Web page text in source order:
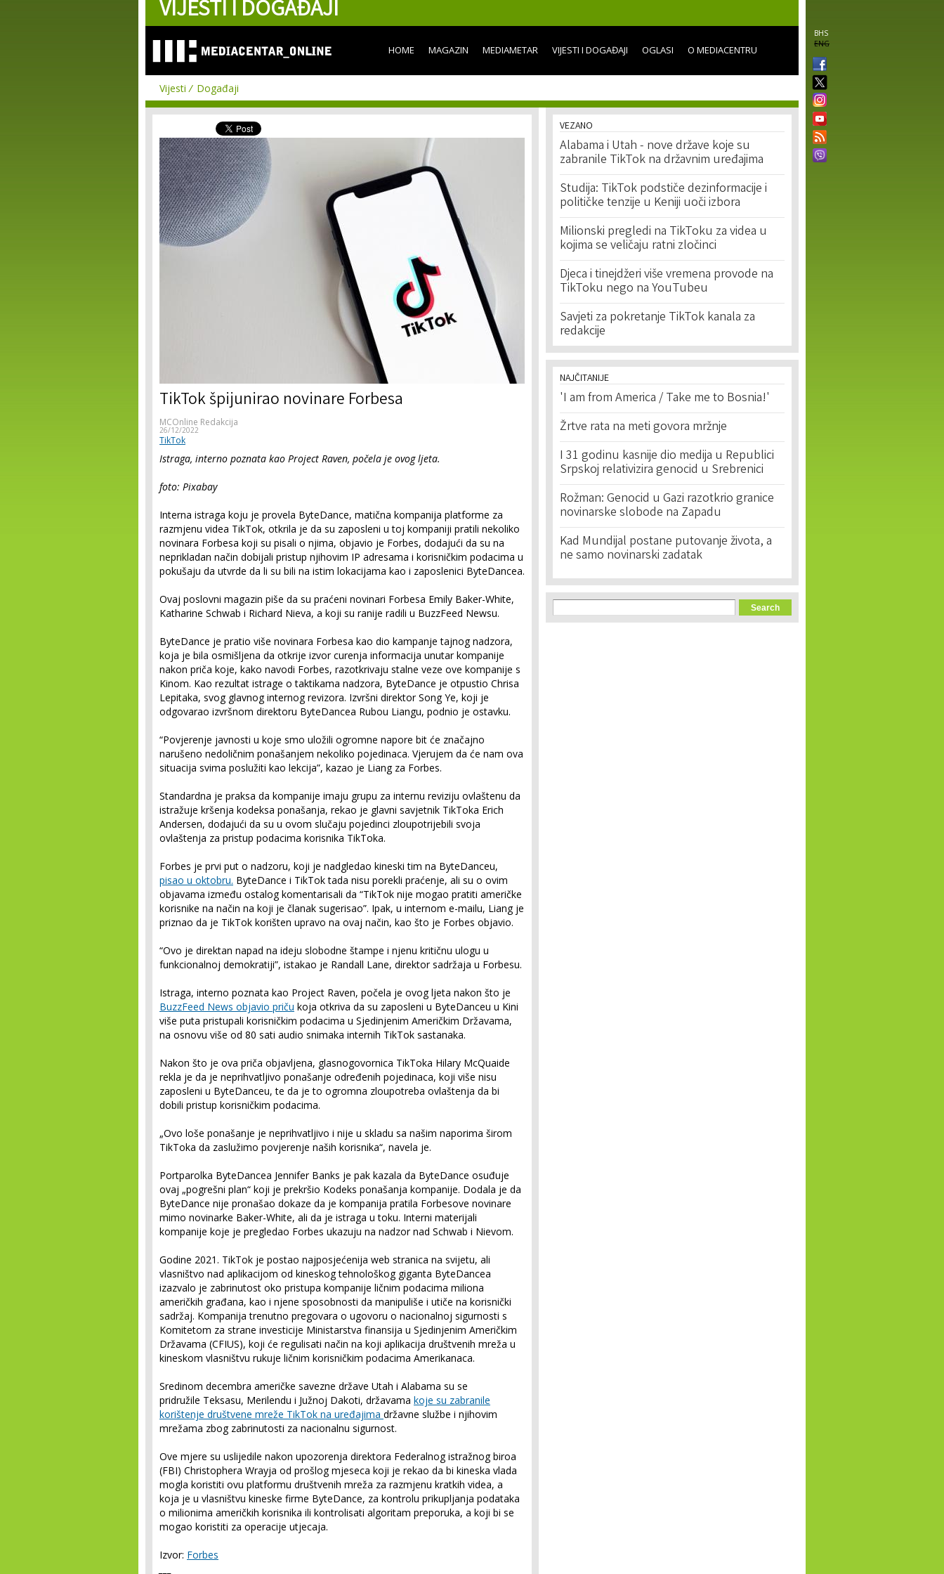
content
VIJESTI I DOGAĐAJI
BHS
ENG
HOME MAGAZIN MEDIAMETAR VIJESTI I DOGAĐAJI OGLASI O MEDIACENTRU
Vijesti Događaji
TikTok špijunirao novinare Forbesa
MCOnline Redakcija
26/12/2022
TikTok
Istraga, interno poznata kao Project Raven, počela je ovog ljeta.
foto: Pixabay
Interna istraga koju je provela ByteDance, matična kompanija platforme za
razmjenu videa TikTok, otkrila je da su zaposleni u toj kompaniji pratili nekoliko
novinara Forbesa koji su pisali o njima, objavio je Forbes, dodajući da su na
neprikladan način dobijali pristup njihovim IP adresama i korisničkim podacima u
pokušaju da utvrde da li su bili na istim lokacijama kao i zaposlenici ByteDancea.
Ovaj poslovni magazin piše da su praćeni novinari Forbesa Emily Baker-White,
Katharine Schwab i Richard Nieva, a koji su ranije radili u BuzzFeed Newsu.
ByteDance je pratio više novinara Forbesa kao dio kampanje tajnog nadzora,
koja je bila osmišljena da otkrije izvor curenja informacija unutar kompanije
nakon priča koje, kako navodi Forbes, razotkrivaju stalne veze ove kompanije s
Kinom. Kao rezultat istrage o taktikama nadzora, ByteDance je otpustio Chrisa
Lepitaka, svog glavnog internog revizora. Izvršni direktor Song Ye, koji je
odgovarao izvršnom direktoru ByteDancea Rubou Liangu, podnio je ostavku.
“Povjerenje javnosti u koje smo uložili ogromne napore bit će značajno
narušeno nedoličnim ponašanjem nekoliko pojedinaca. Vjerujem da će nam ova
situacija svima poslužiti kao lekcija”, kazao je Liang za Forbes.
Standardna je praksa da kompanije imaju grupu za internu reviziju ovlaštenu da
istražuje kršenja kodeksa ponašanja, rekao je glavni savjetnik TikToka Erich
Andersen, dodajući da su u ovom slučaju pojedinci zloupotrijebili svoja
ovlaštenja za pristup podacima korisnika TikToka.
Forbes je prvi put o nadzoru, koji je nadgledao kineski tim na ByteDanceu,
pisao u oktobru. ByteDance i TikTok tada nisu porekli praćenje, ali su o ovim
objavama između ostalog komentarisali da “TikTok nije mogao pratiti američke
korisnike na način na koji je članak sugerisao”. Ipak, u internom e-mailu, Liang je
priznao da je TikTok korišten upravo na ovaj način, kao što je Forbes objavio.
“Ovo je direktan napad na ideju slobodne štampe i njenu kritičnu ulogu u
funkcionalnoj demokratiji”, istakao je Randall Lane, direktor sadržaja u Forbesu.
Istraga, interno poznata kao Project Raven, počela je ovog ljeta nakon što je
BuzzFeed News objavio priču koja otkriva da su zaposleni u ByteDanceu u Kini
više puta pristupali korisničkim podacima u Sjedinjenim Američkim Državama,
na osnovu više od 80 sati audio snimaka internih TikTok sastanaka.
Nakon što je ova priča objavljena, glasnogovornica TikToka Hilary McQuaide
rekla je da je neprihvatljivo ponašanje određenih pojedinaca, koji više nisu
zaposleni u ByteDanceu, te da je to ogromna zloupotreba ovlaštenja da bi
dobili pristup korisničkim podacima.
„Ovo loše ponašanje je neprihvatljivo i nije u skladu sa našim naporima širom
TikToka da zaslužimo povjerenje naših korisnika“, navela je.
Portparolka ByteDancea Jennifer Banks je pak kazala da ByteDance osuđuje
ovaj „pogrešni plan“ koji je prekršio Kodeks ponašanja kompanije. Dodala je da
ByteDance nije pronašao dokaze da je kompanija pratila Forbesove novinare
mimo novinarke Baker-White, ali da je istraga u toku. Interni materijali
kompanije koje je pregledao Forbes ukazuju na nadzor nad Schwab i Nievom.
Godine 2021. TikTok je postao najposjećenija web stranica na svijetu, ali
vlasništvo nad aplikacijom od kineskog tehnološkog giganta ByteDancea
izazvalo je zabrinutost oko pristupa kompanije ličnim podacima miliona
američkih građana, kao i njene sposobnosti da manipuliše i utiče na korisnički
sadržaj. Kompanija trenutno pregovara o ugovoru o nacionalnoj sigurnosti s
Komitetom za strane investicije Ministarstva finansija u Sjedinjenim Američkim
Državama (CFIUS), koji će regulisati način na koji aplikacija društvenih mreža u
kineskom vlasništvu rukuje ličnim korisničkim podacima Amerikanaca.
Sredinom decembra američke savezne države Utah i Alabama su se
pridružile Teksasu, Merilendu i Južnoj Dakoti, državama koje su zabranile
korištenje društvene mreže TikTok na uređajima državne službe i njihovim
mrežama zbog zabrinutosti za nacionalnu sigurnost.
Ove mjere su uslijedile nakon upozorenja direktora Federalnog istražnog biroa
(FBI) Christophera Wrayja od prošlog mjeseca koji je rekao da bi kineska vlada
mogla koristiti ovu platformu društvenih mreža za razmjenu kratkih videa, a
koja je u vlasništvu kineske firme ByteDance, za kontrolu prikupljanja podataka
o milionima američkih korisnika ili kontrolisati algoritam preporuka, a koji bi se
mogao koristiti za operacije utjecaja.
Izvor: Forbes
VEZANO
Alabama i Utah - nove države koje su
zabranile TikTok na državnim uređajima
Studija: TikTok podstiče dezinformacije i
političke tenzije u Keniji uoči izbora
Milionski pregledi na TikToku za videa u
kojima se veličaju ratni zločinci
Djeca i tinejdžeri više vremena provode na
TikToku nego na YouTubeu
Savjeti za pokretanje TikTok kanala za
redakcije
NAJČITANIJE
'I am from America / Take me to Bosnia!'
Žrtve rata na meti govora mržnje
I 31 godinu kasnije dio medija u Republici
Srpskoj relativizira genocid u Srebrenici
Rožman: Genocid u Gazi razotkrio granice
novinarske slobode na Zapadu
Kad Mundijal postane putovanje života, a
ne samo novinarski zadatak
Search form
Search